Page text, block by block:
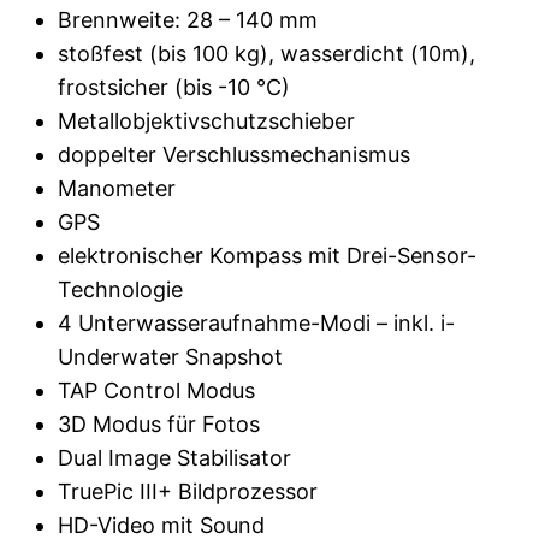
Brennweite: 28 – 140 mm
stoßfest (bis 100 kg), wasserdicht (10m),
frostsicher (bis -10 °C)
Metallobjektivschutzschieber
doppelter Verschlussmechanismus
Manometer
GPS
elektronischer Kompass mit Drei-Sensor-
Technologie
4 Unterwasseraufnahme-Modi – inkl. i-
Underwater Snapshot
TAP Control Modus
3D Modus für Fotos
Dual Image Stabilisator
TruePic III+ Bildprozessor
HD-Video mit Sound